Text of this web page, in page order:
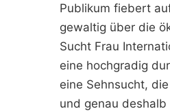
Publikum fiebert
gewaltig über die
Sucht Frau
eine hochgradig
eine Sehnsucht,
und genau